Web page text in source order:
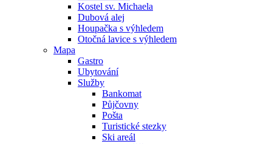
Kostel sv. Michaela
Dubová alej
Houpačka s výhledem
Otočná lavice s výhledem
Mapa
Gastro
Ubytování
Služby
Bankomat
Půjčovny
Pošta
Turistické stezky
Ski areál